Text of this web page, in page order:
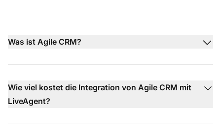
Was ist Agile CRM?
Wie viel kostet die Integration von Agile CRM mit
LiveAgent?